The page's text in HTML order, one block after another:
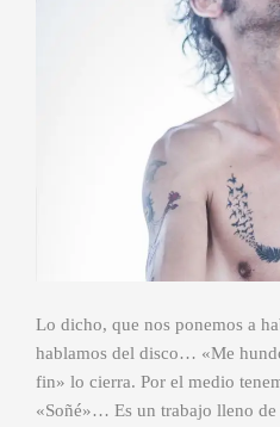
Lo dicho, que nos ponemos a
hablamos del disco… «Me
fin» lo cierra. Por el medio
«Soñé»… Es un trabajo lleno de